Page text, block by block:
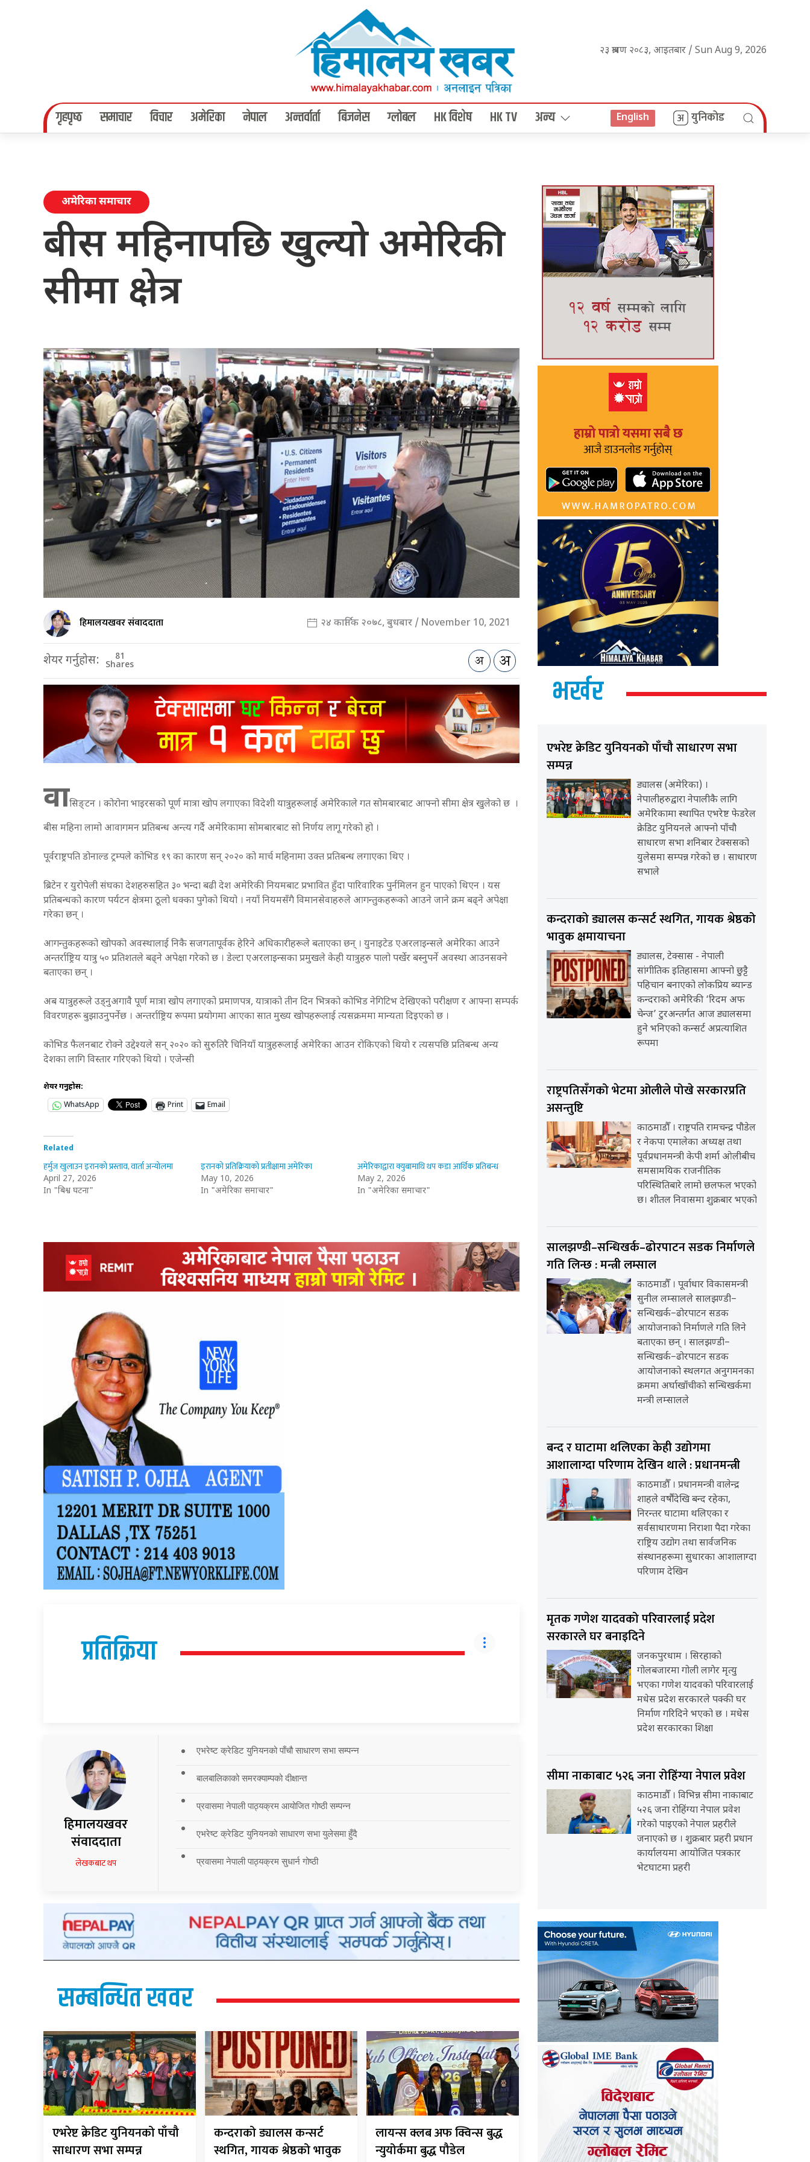
२३ श्रावण २०८३, आइतबार / Sun Aug 9, 2026
गृहपृष्‍ठ समाचार विचार अमेरिका नेपाल अन्तर्वार्ता बिजनेस ग्लोबल HK विशेष HK TV अन्य English युनिकोड
अमेरिका समाचार
बीस महिनापछि खुल्यो अमेरिकी
सीमा क्षेत्र
हिमालयखवर संवाददाता २४ कार्तिक २०७८, बुधबार / November 10, 2021
शेयर गर्नुहोस: 81
Shares
वासिङ्टन । कोरोना भाइरसको पूर्ण मात्रा खोप लगाएका विदेशी यात्रुहरूलाई अमेरिकाले गत सोमबारबाट आफ्नो सीमा क्षेत्र खुलेको छ ।
बीस महिना लामो आवागमन प्रतिबन्ध अन्त्य गर्दै अमेरिकामा सोमबारबाट सो निर्णय लागू गरेको हो ।
पूर्वराष्ट्रपति डोनाल्ड ट्रम्पले कोभिड १९ का कारण सन् २०२० को मार्च महिनामा उक्त प्रतिबन्ध लगाएका थिए ।
ब्रिटेन र युरोपेली संघका देशहरुसहित ३० भन्दा बढी देश अमेरिकी नियमबाट प्रभावित हुँदा पारिवारिक पुर्नमिलन हुन पाएको थिएन । यस
प्रतिबन्धको कारण पर्यटन क्षेत्रमा ठूलो धक्का पुगेको थियो । नयाँ नियमसँगै विमानसेवाहरुले आगन्तुकहरूको आउने जाने क्रम बढ्ने अपेक्षा
गरेका छन् ।
आगन्तुकहरूको खोपको अवस्थालाई निकै सजगतापूर्वक हेरिने अधिकारीहरूले बताएका छन् । युनाइटेड एअरलाइन्सले अमेरिका आउने
अन्तर्राष्ट्रिय यात्रु ५० प्रतिशतले बढ्ने अपेक्षा गरेको छ । डेल्टा एअरलाइन्सका प्रमुखले केही यात्रुहरु पालो पर्खेर बस्नुपर्ने अवस्था आउनसक्ने
बताएका छन् ।
अब यात्रुहरूले उड्नुअगावै पूर्ण मात्रा खोप लगाएको प्रमाणपत्र, यात्राको तीन दिन भित्रको कोभिड नेगिटिभ देखिएको परीक्षण र आफ्ना सम्पर्क
विवरणहरू बुझाउनुपर्नेछ । अन्तर्राष्ट्रिय रूपमा प्रयोगमा आएका सात मुख्य खोपहरूलाई त्यसक्रममा मान्यता दिइएको छ ।
कोभिड फैलनबाट रोक्ने उद्देश्यले सन् २०२० को सुरुतिरै चिनियाँ यात्रुहरूलाई अमेरिका आउन रोकिएको थियो र त्यसपछि प्रतिबन्ध अन्य
देशका लागि विस्तार गरिएको थियो । एजेन्सी
शेयर गर्नुहोस:
WhatsApp
Print Email
Related
हर्मुज खुलाउन इरानको प्रस्ताव, वार्ता अन्योलमा
April 27, 2026
In "बिश्व घटना"
इरानको प्रतिक्रियाको प्रतीक्षामा अमेरिका
May 10, 2026
In "अमेरिका समाचार"
अमेरिकाद्वारा क्युबामाथि थप कडा आर्थिक प्रतिबन्ध
May 2, 2026
In "अमेरिका समाचार"
प्रतिक्रिया
हिमालयखवर
संवाददाता
लेखकबाट थप
एभरेष्ट क्रेडिट युनियनको पाँचौ साधारण सभा सम्पन्न
बालबालिकाको समरक्याम्पको दीक्षान्त
प्रवासमा नेपाली पाठ्यक्रम आयोजित गोष्ठी सम्पन्न
एभरेष्ट क्रेडिट युनियनको साधारण सभा युलेसमा हुँदै
प्रवासमा नेपाली पाठ्यक्रम सुधार्न गोष्ठी
सम्बन्धित खवर
एभरेष्ट क्रेडिट युनियनको पाँचौ
साधारण सभा सम्पन्न
कन्दराको ड्यालस कन्सर्ट
स्थगित, गायक श्रेष्ठको भावुक
लायन्स क्लब अफ क्विन्स बुद्ध
न्युयोर्कमा बुद्ध पौडेल
भर्खर
एभरेष्ट क्रेडिट युनियनको पाँचौ साधारण सभा
सम्पन्न
ड्यालस (अमेरिका) ।
नेपालीहरुद्वारा नेपालीकै लागि
अमेरिकामा स्थापित एभरेष्ट फेडरेल
क्रेडिट युनियनले आफ्नो पाँचौ
साधारण सभा शनिबार टेक्ससको
युलेसमा सम्पन्न गरेको छ । साधारण
सभाले
कन्दराको ड्यालस कन्सर्ट स्थगित, गायक श्रेष्ठको
भावुक क्षमायाचना
ड्यालस, टेक्सास - नेपाली
सांगीतिक इतिहासमा आफ्नो छुट्टै
पहिचान बनाएको लोकप्रिय ब्यान्ड
कन्दराको अमेरिकी ‘रिदम अफ
चेन्ज’ टुरअन्तर्गत आज ड्यालसमा
हुने भनिएको कन्सर्ट अप्रत्याशित
रूपमा
राष्ट्रपतिसँगको भेटमा ओलीले पोखे सरकारप्रति
असन्तुष्टि
काठमाडौँ । राष्ट्रपति रामचन्द्र पौडेल
र नेकपा एमालेका अध्यक्ष तथा
पूर्वप्रधानमन्त्री केपी शर्मा ओलीबीच
समसामयिक राजनीतिक
परिस्थितिबारे लामो छलफल भएको
छ। शीतल निवासमा शुक्रबार भएको
सालझण्डी–सन्धिखर्क–ढोरपाटन सडक निर्माणले
गति लिन्छ : मन्त्री लम्साल
काठमाडौँ । पूर्वाधार विकासमन्त्री
सुनील लम्सालले सालझण्डी–
सन्धिखर्क–ढोरपाटन सडक
आयोजनाको निर्माणले गति लिने
बताएका छन् । सालझण्डी–
सन्धिखर्क–ढोरपाटन सडक
आयोजनाको स्थलगत अनुगमनका
क्रममा अर्घाखाँचीको सन्धिखर्कमा
मन्त्री लम्सालले
बन्द र घाटामा थलिएका केही उद्योगमा
आशालाग्दा परिणाम देखिन थाले : प्रधानमन्त्री
काठमाडौँ । प्रधानमन्त्री वालेन्द्र
शाहले वर्षौंदेखि बन्द रहेका,
निरन्तर घाटामा थलिएका र
सर्वसाधारणमा निराशा पैदा गरेका
राष्ट्रिय उद्योग तथा सार्वजनिक
संस्थानहरूमा सुधारका आशालाग्दा
परिणाम देखिन
मृतक गणेश यादवको परिवारलाई प्रदेश
सरकारले घर बनाइदिने
जनकपुरधाम । सिरहाको
गोलबजारमा गोली लागेर मृत्यु
भएका गणेश यादवको परिवारलाई
मधेस प्रदेश सरकारले पक्की घर
निर्माण गरिदिने भएको छ । मधेस
प्रदेश सरकारका शिक्षा
सीमा नाकाबाट ५२६ जना रोहिंग्या नेपाल प्रवेश
काठमाडौँ । विभिन्न सीमा नाकाबाट
५२६ जना रोहिंग्या नेपाल प्रवेश
गरेको पाइएको नेपाल प्रहरीले
जनाएको छ । शुक्रबार प्रहरी प्रधान
कार्यालयमा आयोजित पत्रकार
भेटघाटमा प्रहरी